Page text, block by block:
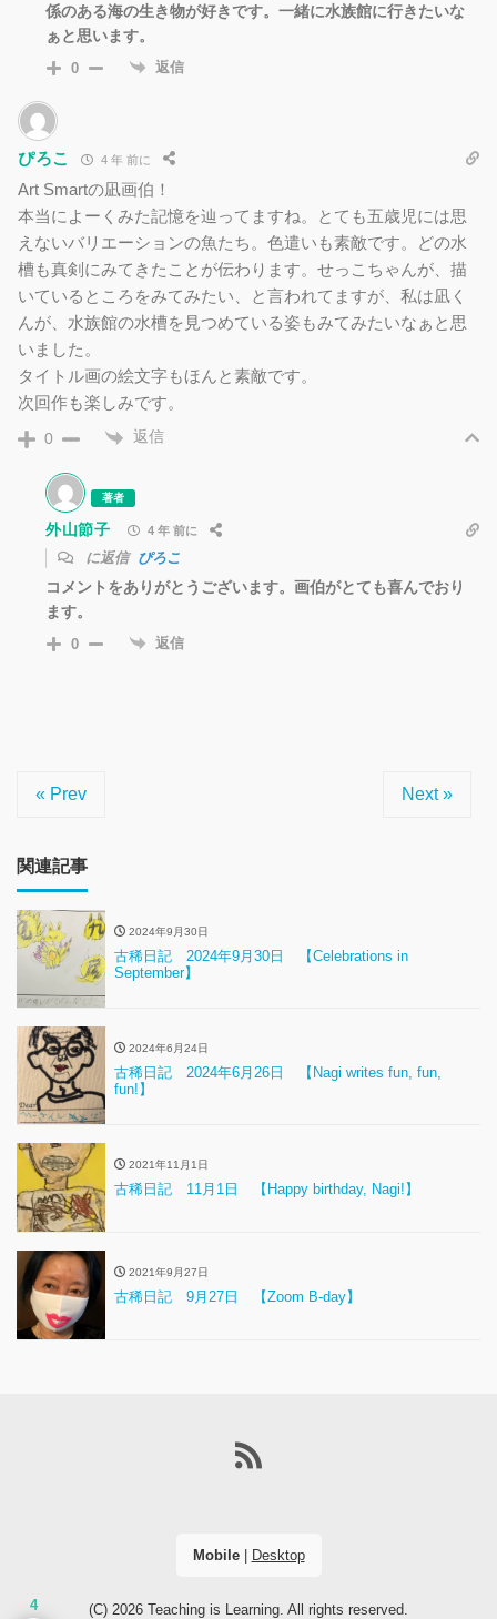
係のある海の生き物が好きです。一緒に水族館に行きたいな
ぁと思います。
0 返信
ぴろこ 4 年 前に
Art Smartの凪画伯！
本当によーくみた記憶を辿ってますね。とても五歳児には思
えないバリエーションの魚たち。色遣いも素敵です。どの水
槽も真剣にみてきたことが伝わります。せっこちゃんが、描
いているところをみてみたい、と言われてますが、私は凪く
んが、水族館の水槽を見つめている姿もみてみたいなぁと思
いました。
タイトル画の絵文字もほんと素敵です。
次回作も楽しみです。
0 返信
著者
外山節子 4 年 前に
に返信 ぴろこ
コメントをありがとうございます。画伯がとても喜んでおり
ます。
0 返信
« Prev Next »
関連記事
2024年9月30日
古稀日記 2024年9月30日 【Celebrations in
September】
2024年6月24日
古稀日記 2024年6月26日 【Nagi writes fun, fun,
fun!】
2021年11月1日
古稀日記 11月1日 【Happy birthday, Nagi!】
2021年9月27日
古稀日記 9月27日 【Zoom B-day】
Mobile| Desktop
(C) 2026 Teaching is Learning. All rights reserved.
4